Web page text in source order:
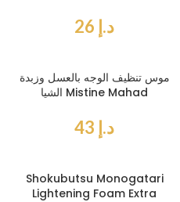
د.إ
موس تنظيف الوجه بالعسل وزبدة
الشيا Mistine Mahad
د.إ
Shokubutsu Monogatari
Lightening Foam Extra